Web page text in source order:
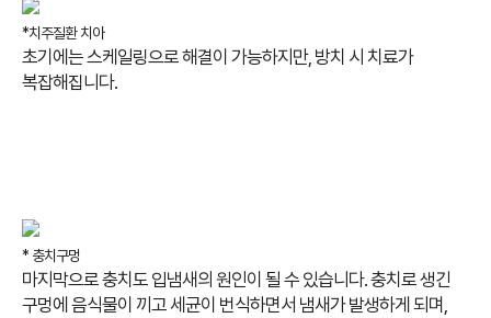
*치주질환 치아
초기에는 스케일링으로 해결이 가능하지만, 방치 시 치료가
복잡해집니다.
* 충치구멍
마지막으로 충치도 입냄새의 원인이 될 수 있습니다. 충치로 생긴
구멍에 음식물이 끼고 세균이 번식하면서 냄새가 발생하게 되며,